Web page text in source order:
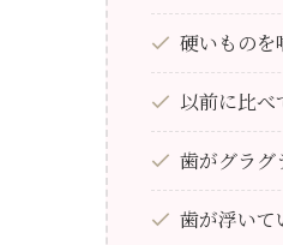
硬いものを
以前に比
歯がグラグ
歯が浮いて